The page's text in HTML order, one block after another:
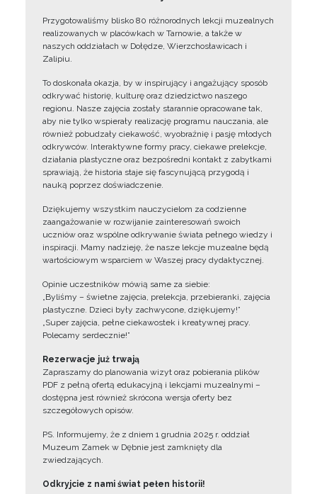
Przygotowaliśmy blisko 80 różnorodnych lekcji muzealnych
realizowanych w placówkach w Tarnowie, a także w
naszych oddziałach w Dołędze, Wierzchosławicach i
Zalipiu.
To doskonała okazja, by w inspirujący i angażujący sposób
odkrywać historię, kulturę oraz dziedzictwo naszego
regionu. Nasze zajęcia zostały starannie opracowane tak,
aby nie tylko wspierały realizację programu nauczania, ale
również pobudzały ciekawość, wyobraźnię i pasję młodych
odkrywców. Interaktywne formy pracy, ciekawe prelekcje,
działania plastyczne oraz bezpośredni kontakt z zabytkami
sprawiają, że historia staje się fascynującą przygodą i
nauką poprzez doświadczenie.
Dziękujemy wszystkim nauczycielom za codzienne
zaangażowanie w rozwijanie zainteresowań swoich
uczniów oraz wspólne odkrywanie świata pełnego wiedzy i
inspiracji. Mamy nadzieję, że nasze lekcje muzealne będą
wartościowym wsparciem w Waszej pracy dydaktycznej.
Opinie uczestników mówią same za siebie:
„Byliśmy – świetne zajęcia, prelekcja, przebieranki, zajęcia
plastyczne. Dzieci były zachwycone, dziękujemy!”
„Super zajęcia, pełne ciekawostek i kreatywnej pracy.
Polecamy serdecznie!”
Rezerwacje już trwają
Zapraszamy do planowania wizyt oraz pobierania plików
PDF z pełną ofertą edukacyjną i lekcjami muzealnymi –
dostępna jest również skrócona wersja oferty bez
szczegółowych opisów.
PS. Informujemy, że z dniem 1 grudnia 2025 r. oddział
Muzeum Zamek w Dębnie jest zamknięty dla
zwiedzających.
Odkryjcie z nami świat pełen historii!